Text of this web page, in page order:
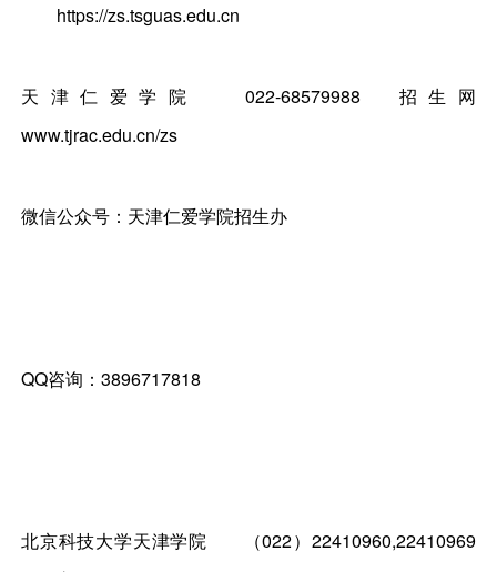
https://zs.tsguas.edu.cn
天津仁爱学院 022-68579988
招生网
www.tjrac.edu.cn/zs
微信公众号：天津仁爱学院招生办
QQ咨询：3896717818
北京科技大学天津学院
（022）22410960,22410969